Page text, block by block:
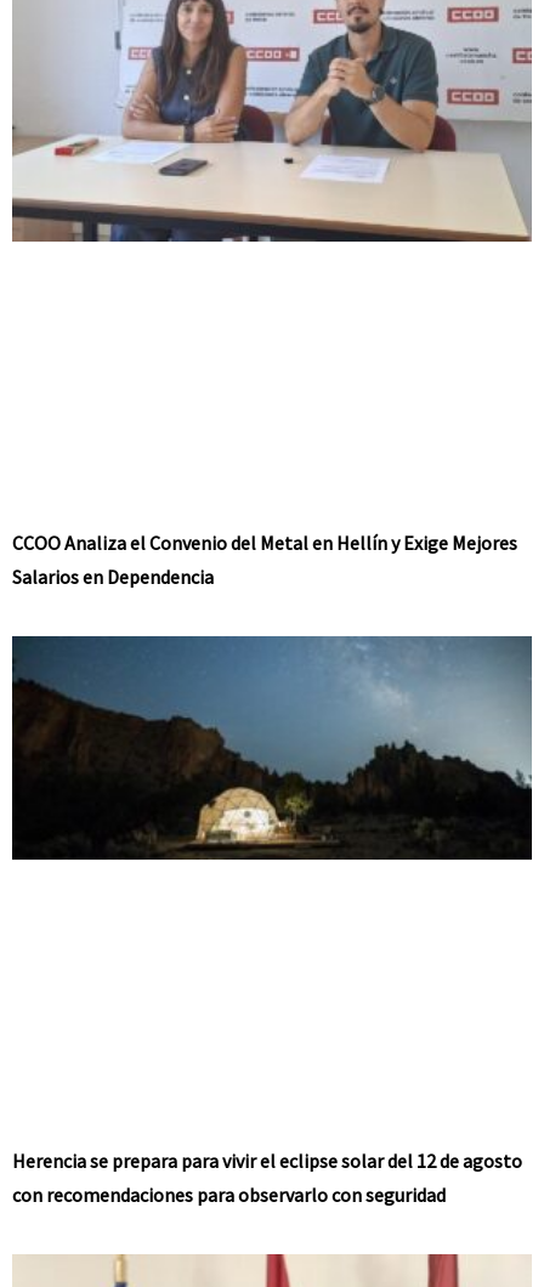
CCOO Analiza el Convenio del Metal en Hellín y Exige Mejores
Salarios en Dependencia
Herencia se prepara para vivir el eclipse solar del 12 de agosto
con recomendaciones para observarlo con seguridad